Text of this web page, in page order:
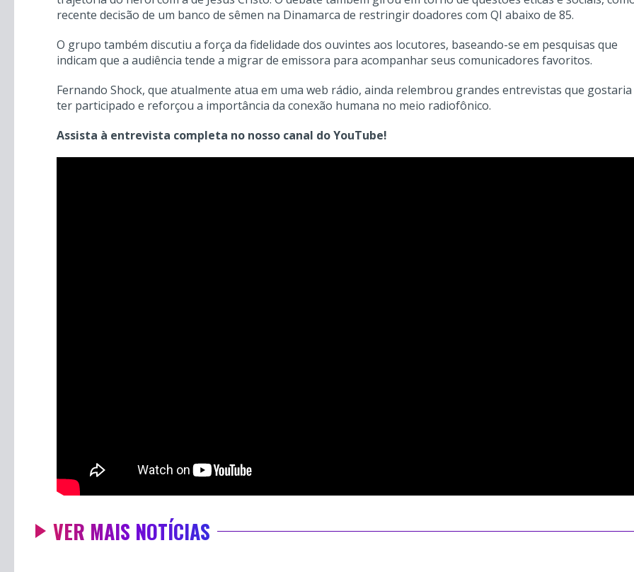
recente decisão de um banco de sêmen na Dinamarca de restringir doadores com QI abaixo de 85.
O grupo também discutiu a força da fidelidade dos ouvintes aos locutores, baseando-se em pesquisas que
indicam que a audiência tende a migrar de emissora para acompanhar seus comunicadores favoritos.
Fernando Shock, que atualmente atua em uma web rádio, ainda relembrou grandes entrevistas que gostaria
ter participado e reforçou a importância da conexão humana no meio radiofônico.
Assista à entrevista completa no nosso canal do YouTube!
VER MAIS NOTÍCIAS